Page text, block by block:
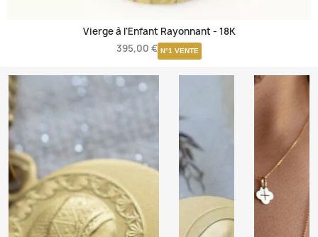
Vierge à l'Enfant Rayonnant - 18K
395,00 € N°1 VENTE